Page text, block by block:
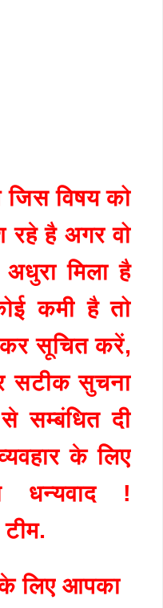
विषय को
रहे है अगर वो
मिला है
कमी है तो
सूचित करें,
सटीक सुचना
सम्बंधित दी
के लिए
धन्यवाद !
लिए आपका